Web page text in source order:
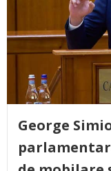
George